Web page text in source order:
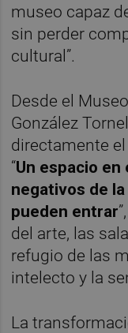
museo capaz
sin perder
cultural”.
Desde el
González
directamente el
“Un espacio
negativos de
pueden entrar
del arte, las
refugio de las
intelecto y la
La